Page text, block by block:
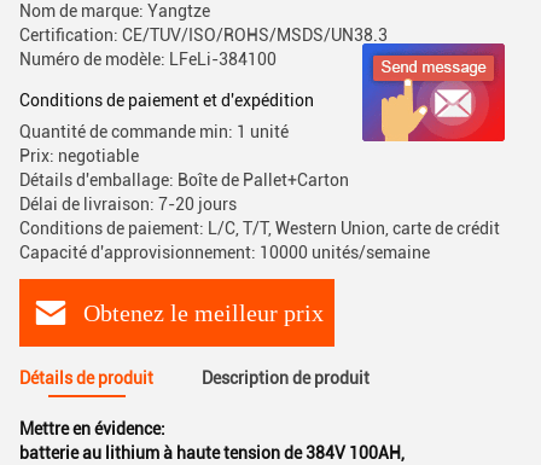
Nom de marque: Yangtze
Certification: CE/TUV/ISO/ROHS/MSDS/UN38.3
Numéro de modèle: LFeLi-384100
Conditions de paiement et d'expédition
Quantité de commande min: 1 unité
Prix: negotiable
Détails d'emballage: Boîte de Pallet+Carton
Délai de livraison: 7-20 jours
Conditions de paiement: L/C, T/T, Western Union, carte de crédit
Capacité d'approvisionnement: 10000 unités/semaine
Obtenez le meilleur prix
Détails de produit Description de produit
Mettre en évidence:
batterie au lithium à haute tension de 384V 100AH,